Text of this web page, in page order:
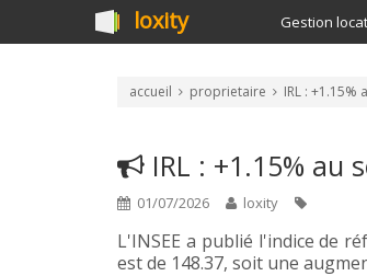
loxity Gestion
accueil proprietaire IRL :
IRL : +1.15% au
01/07/2026 loxity
L'INSEE a publié l'indice de
est de 148.37, soit une